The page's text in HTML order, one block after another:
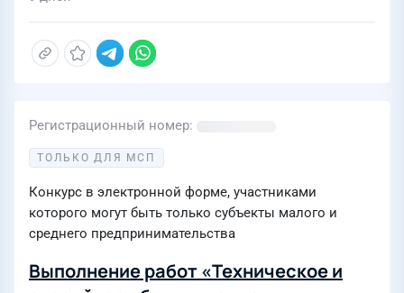
Регистрационный номер
ТОЛЬКО ДЛЯ МСП
Конкурс в электронной форме, участниками
которого могут быть только субъекты малого и
среднего предпринимательства
Выполнение работ «Техническое и